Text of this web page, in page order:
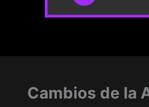
Cambios de la